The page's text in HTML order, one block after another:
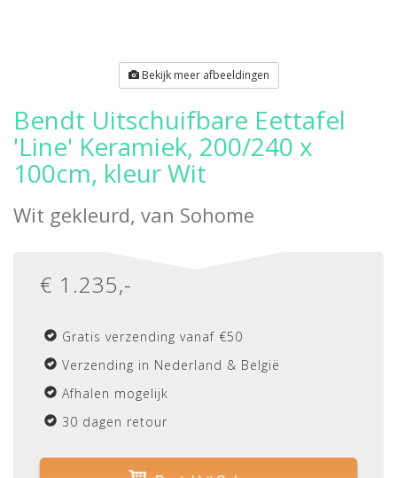
Bekijk meer afbeeldingen
Bendt Uitschuifbare Eettafel
'Line' Keramiek, 200/240 x
100cm, kleur Wit
Wit gekleurd, van Sohome
€ 1.235,-
Gratis verzending vanaf €50
Verzending in Nederland & België
Afhalen mogelijk
30 dagen retour